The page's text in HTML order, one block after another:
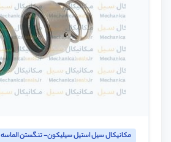
مکانیکال سیل استیل سیلیکون- تنگستن الماسه 120A/B